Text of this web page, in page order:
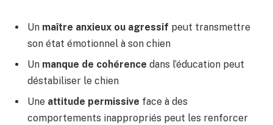
Un maître anxieux ou agressif peut transmettre
son état émotionnel à son chien
Un manque de cohérence dans l’éducation peut
déstabiliser le chien
Une attitude permissive face à des
comportements inappropriés peut les renforcer